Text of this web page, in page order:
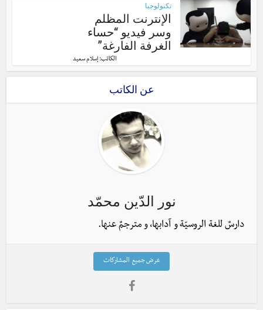
تكنولوجيا
الإنترنت المظلم
وسر فيديو “حساء
الغرفة الفارغة”
الكاتب: إسلام سعيد
عن الكاتب
نور الدّين محمّد
دارسٌ للغة الروسيّة و آدابها، و مترجمٌ عنها.
عرض جميع المشاركات